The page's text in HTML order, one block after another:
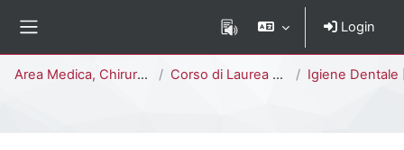
Login
Area Medica, Chirurgica e dei Servizi Clinici Corso di Laurea Triennale Igiene Dentale